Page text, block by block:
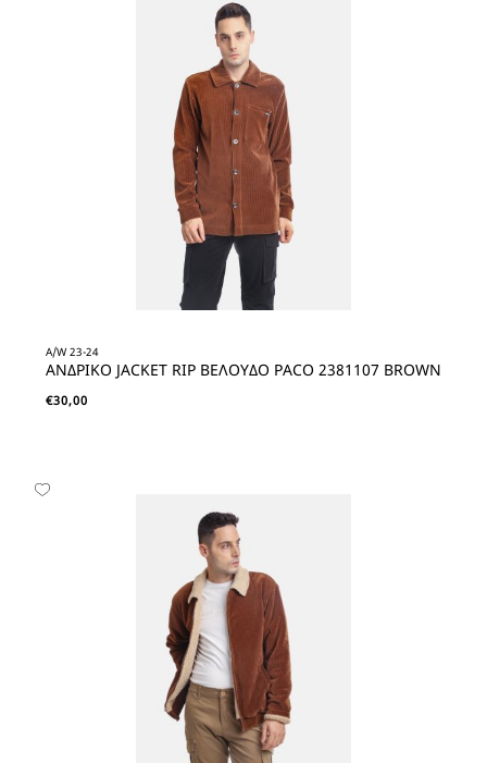
A/W 23-24
ΑΝΔΡΙΚΟ JACKET RIP ΒΕΛΟΥΔΟ PACO 2381107 BROWN
€30,00